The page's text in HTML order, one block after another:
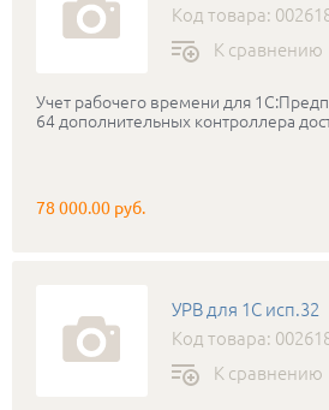
Код товара:
К сравнению
Учет рабочего времени для
64 дополнительных контроллера
78 000.00 руб.
УРВ для 1С исп.32
Код товара:
К сравнению